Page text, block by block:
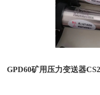
GPD60矿用压力变送器